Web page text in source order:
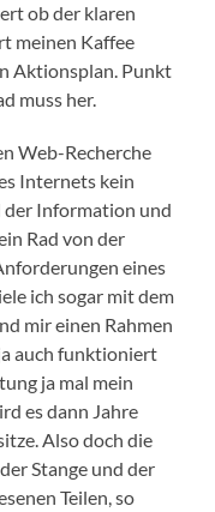
ob der klaren
meinen Kaffee
Aktionsplan. Punkt
muss her.
Web-Recherche
Internets kein
der Information und
Rad von der
eines
ich sogar mit dem
mir einen Rahmen
auch funktioniert
ja mal mein
es dann Jahre
Also doch die
Stange und der
Teilen, so